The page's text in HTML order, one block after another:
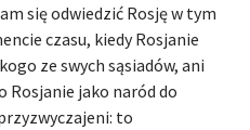
się odwiedzić Rosję w tym
czasu, kiedy Rosjanie
ze swych sąsiadów, ani
Rosjanie jako naród do
to